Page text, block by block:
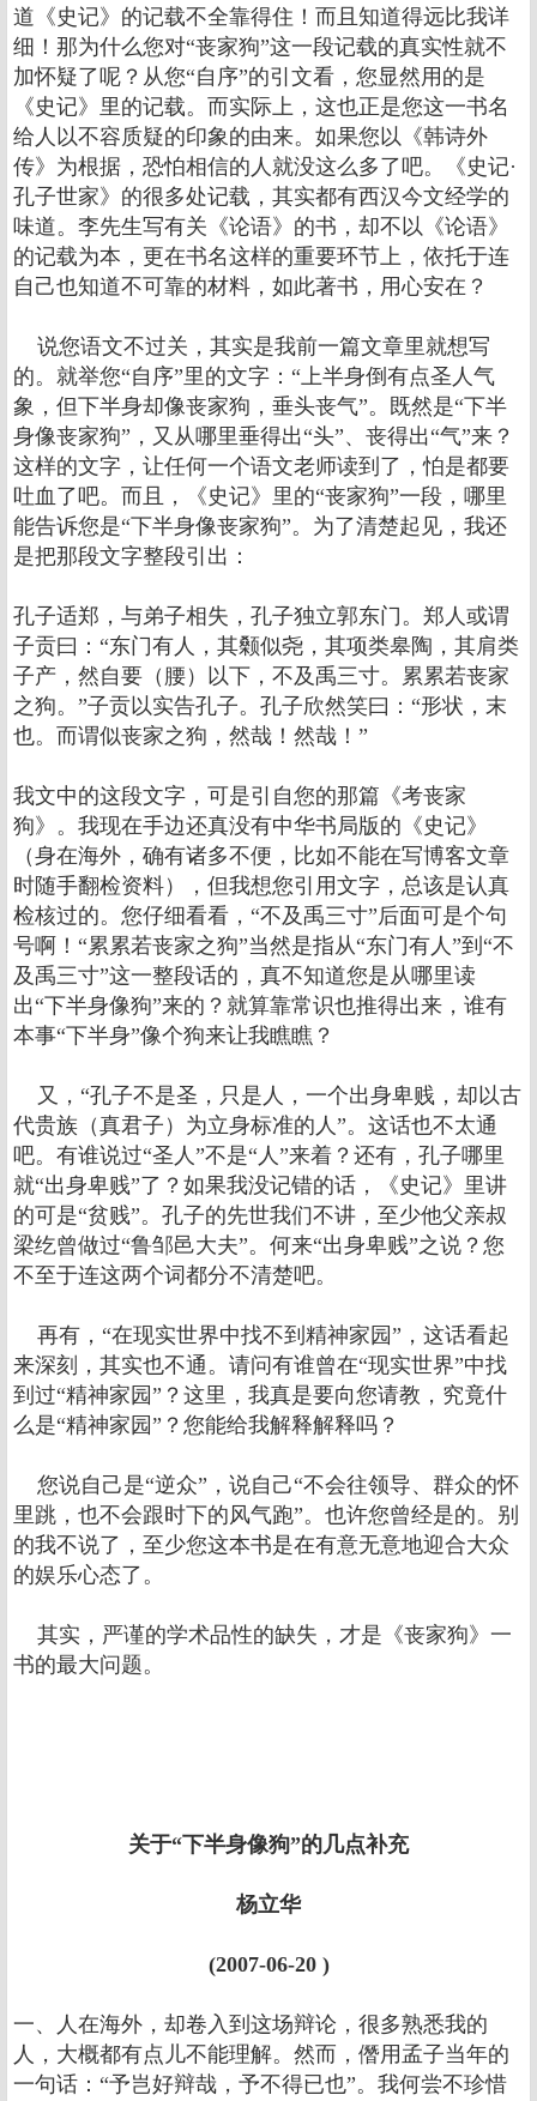
道《史记》的记载不全靠得住！而且知道得远比我详
细！那为什么您对“丧家狗”这一段记载的真实性就不
加怀疑了呢？从您“自序”的引文看，您显然用的是
《史记》里的记载。而实际上，这也正是您这一书名
给人以不容质疑的印象的由来。如果您以《韩诗外
传》为根据，恐怕相信的人就没这么多了吧。《史记·
孔子世家》的很多处记载，其实都有西汉今文经学的
味道。李先生写有关《论语》的书，却不以《论语》
的记载为本，更在书名这样的重要环节上，依托于连
自己也知道不可靠的材料，如此著书，用心安在？
说您语文不过关，其实是我前一篇文章里就想写
的。就举您“自序”里的文字：“上半身倒有点圣人气
象，但下半身却像丧家狗，垂头丧气”。既然是“下半
身像丧家狗”，又从哪里垂得出“头”、丧得出“气”来？
这样的文字，让任何一个语文老师读到了，怕是都要
吐血了吧。而且，《史记》里的“丧家狗”一段，哪里
能告诉您是“下半身像丧家狗”。为了清楚起见，我还
是把那段文字整段引出：
孔子适郑，与弟子相失，孔子独立郭东门。郑人或谓
子贡曰：“东门有人，其颡似尧，其项类皋陶，其肩类
子产，然自要（腰）以下，不及禹三寸。累累若丧家
之狗。”子贡以实告孔子。孔子欣然笑曰：“形状，末
也。而谓似丧家之狗，然哉！然哉！”
我文中的这段文字，可是引自您的那篇《考丧家
狗》。我现在手边还真没有中华书局版的《史记》
（身在海外，确有诸多不便，比如不能在写博客文章
时随手翻检资料），但我想您引用文字，总该是认真
检核过的。您仔细看看，“不及禹三寸”后面可是个句
号啊！“累累若丧家之狗”当然是指从“东门有人”到“不
及禹三寸”这一整段话的，真不知道您是从哪里读
出“下半身像狗”来的？就算靠常识也推得出来，谁有
本事“下半身”像个狗来让我瞧瞧？
又，“孔子不是圣，只是人，一个出身卑贱，却以古
代贵族（真君子）为立身标准的人”。这话也不太通
吧。有谁说过“圣人”不是“人”来着？还有，孔子哪里
就“出身卑贱”了？如果我没记错的话，《史记》里讲
的可是“贫贱”。孔子的先世我们不讲，至少他父亲叔
梁纥曾做过“鲁邹邑大夫”。何来“出身卑贱”之说？您
不至于连这两个词都分不清楚吧。
再有，“在现实世界中找不到精神家园”，这话看起
来深刻，其实也不通。请问有谁曾在“现实世界”中找
到过“精神家园”？这里，我真是要向您请教，究竟什
么是“精神家园”？您能给我解释解释吗？
您说自己是“逆众”，说自己“不会往领导、群众的怀
里跳，也不会跟时下的风气跑”。也许您曾经是的。别
的我不说了，至少您这本书是在有意无意地迎合大众
的娱乐心态了。
其实，严谨的学术品性的缺失，才是《丧家狗》一
书的最大问题。
关于“下半身像狗”的几点补充
杨立华
(2007-06-20 )
一、人在海外，却卷入到这场辩论，很多熟悉我的
人，大概都有点儿不能理解。然而，僭用孟子当年的
一句话：“予岂好辩哉，予不得已也”。我何尝不珍惜